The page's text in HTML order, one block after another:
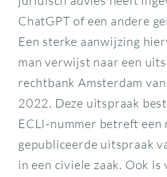
ChatGPT of een andere
Een sterke aanwijzing
man verwijst naar een
rechtbank Amsterdam
2022. Deze uitspraak
ECLI-nummer betreft een
gepubliceerde uitspraak
in een civiele zaak. Ook is